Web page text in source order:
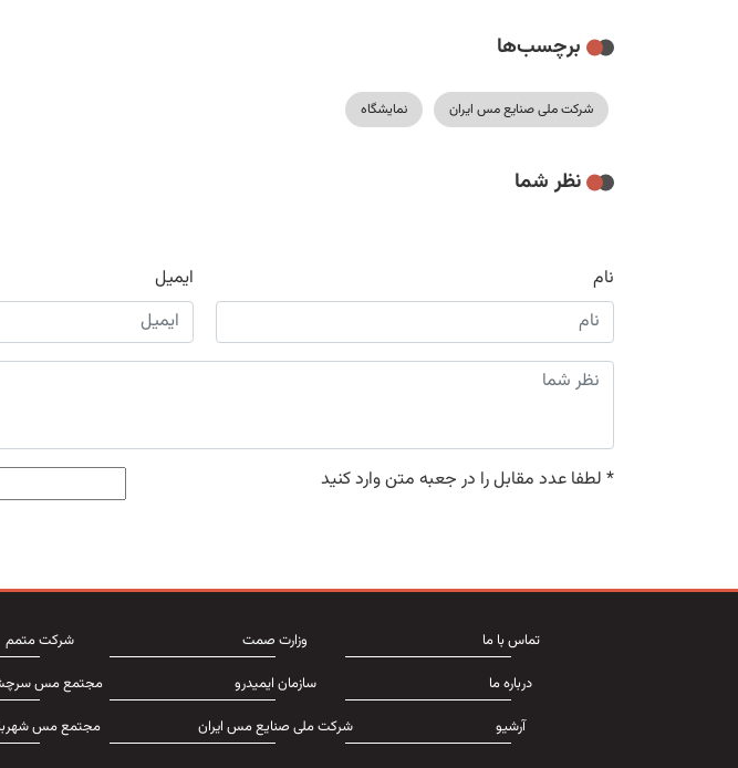
برچسب‌ها
شرکت ملی صنایع مس ایران نمایشگاه
نظر شما
نام ایمیل
* لطفا عدد مقابل را در جعبه متن وارد کنید
تماس با ما
درباره ما
آرشیو
وزارت صمت
سازمان ایمیدرو
شرکت ملی صنایع مس ایران
شرکت متمم
مجتمع مس
مجتمع مس